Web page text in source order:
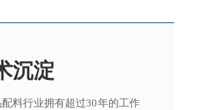
沉淀
料行业拥有超过30年的工作
，高性价比的高品质香精。
：2018 食品安全管理体
类产品中的开发应用，能高